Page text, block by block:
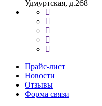
Удмуртская, д.268
Прайс-лист
Новости
Отзывы
Форма связи